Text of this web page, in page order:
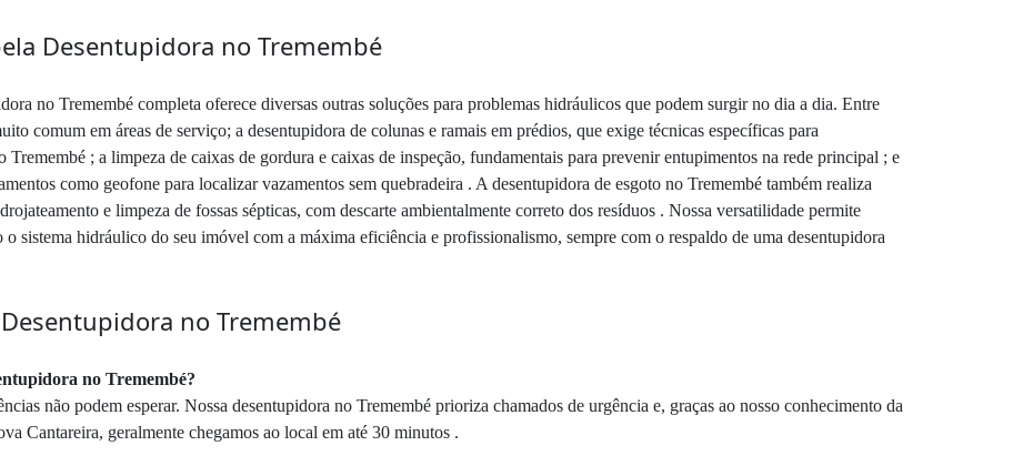
Desentupidora no Tremembé
no Tremembé completa oferece diversas outras soluções para problemas hidráulicos que podem surgir no dia a dia. Entre
comum em áreas de serviço; a desentupidora de colunas e ramais em prédios, que exige técnicas específicas para
; a limpeza de caixas de gordura e caixas de inspeção, fundamentais para prevenir entupimentos na rede principal ; e
como geofone para localizar vazamentos sem quebradeira . A desentupidora de esgoto no Tremembé também realiza
e limpeza de fossas sépticas, com descarte ambientalmente correto dos resíduos . Nossa versatilidade permite
sistema hidráulico do seu imóvel com a máxima eficiência e profissionalismo, sempre com o respaldo de uma desentupidora
no Tremembé
no Tremembé?
não podem esperar. Nossa desentupidora no Tremembé prioriza chamados de urgência e, graças ao nosso conhecimento da
Cantareira, geralmente chegamos ao local em até 30 minutos .